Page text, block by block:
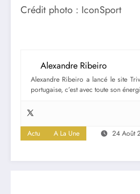
Crédit photo : IconSport
Alexandre Ribeiro
Alexandre Ribeiro a lancé le site
portugaise, c’est avec toute son
Actu A La Une 24 Août